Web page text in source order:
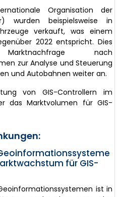
Organisation der
wurden beispielsweise in
verkauft, was einem
2022 entspricht. Dies
nach
zur Analyse und Steuerung
und Autobahnen weiter an.
von GIS-Controllern im
das Marktvolumen für GIS-
für GIS-
ist in